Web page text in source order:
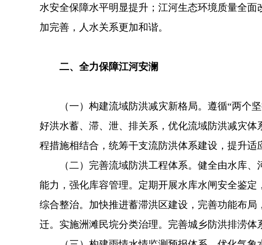
水安全保障水平明显提升；江河生态环境质量全
加完善，人水关系更加和谐。
二、全力保障江河安澜
（一）构建流域防洪减灾新格局。遵循“两个
好洪水蓄、滞、泄、排关系，优化流域防洪减灾
程措施相结合，统筹干支流防洪体系建设，提升适
（二）完善流域防洪工程体系。健全由水库
能力，强化库容管理。定期开展水库水闸安全鉴
综合整治。加快推进蓄滞洪区建设，完善功能布
迁。实施洲滩民垸分类治理。完善城乡防洪排涝体